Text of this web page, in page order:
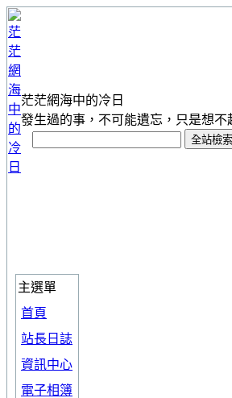
茫茫網海中的冷日
發生過的事，不可能遺忘，只是想不
主選單
首頁
站長日誌
資訊中心
電子相簿